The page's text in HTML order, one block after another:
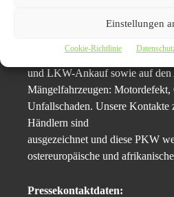
Einstellungen
Cookie-Richtlinie
Firmenbeschreibung
Handel mit PKW zurück. Wir
und LKW-Ankauf sowie auf den
Mängelfahrzeugen: Motordefekt,
Unfallschaden. Unsere Kontakte
Händlern sind
ausgezeichnet und diese PKW
ostereuropäische und
Pressekontaktdaten: